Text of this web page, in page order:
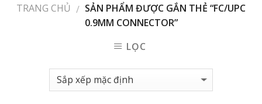
TRANG CHỦ / SẢN PHẨM ĐƯỢC GẮN THẺ “FC/UPC
0.9MM CONNECTOR”
LỌC